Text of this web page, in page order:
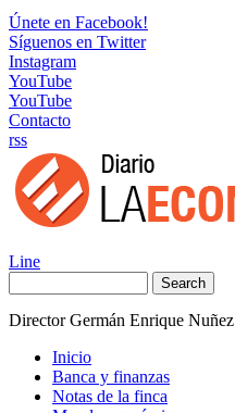
Únete en Facebook!
Síguenos en Twitter
Instagram
YouTube
YouTube
Contacto
rss
Line
Search
Director Germán Enrique Nuñez
Inicio
Banca y finanzas
Notas de la finca